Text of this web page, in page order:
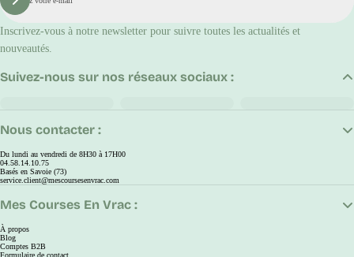
S'inscrire
Inscrivez-vous à notre newsletter pour suivre toutes les actualités et
nouveautés.
Nous contacter :
Du lundi au vendredi de 8H30 à 17H00
04.58.14.10.75
Basés en Savoie (73)
service.client@mescoursesenvrac.com
Mes Courses En Vrac :
À propos
Blog
Comptes B2B
Formulaire de contact
Suivez-nous sur nos réseaux sociaux :